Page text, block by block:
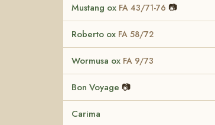
Mustang ox FA 43/71-76 📷
Roberto ox FA 58/72
Wormusa ox FA 9/73
Bon Voyage 📷
Carima